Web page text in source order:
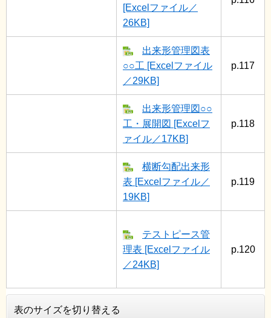
[Excelファイル／
26KB]
出来形管理図表
○○工 [Excelファイル
／29KB]
p.117
出来形管理図○○
工・展開図 [Excelフ
ァイル／17KB]
p.118
横断勾配出来形
表 [Excelファイル／
19KB]
p.119
テストピース管
理表 [Excelファイル
／24KB]
p.120
表のサイズを切り替える